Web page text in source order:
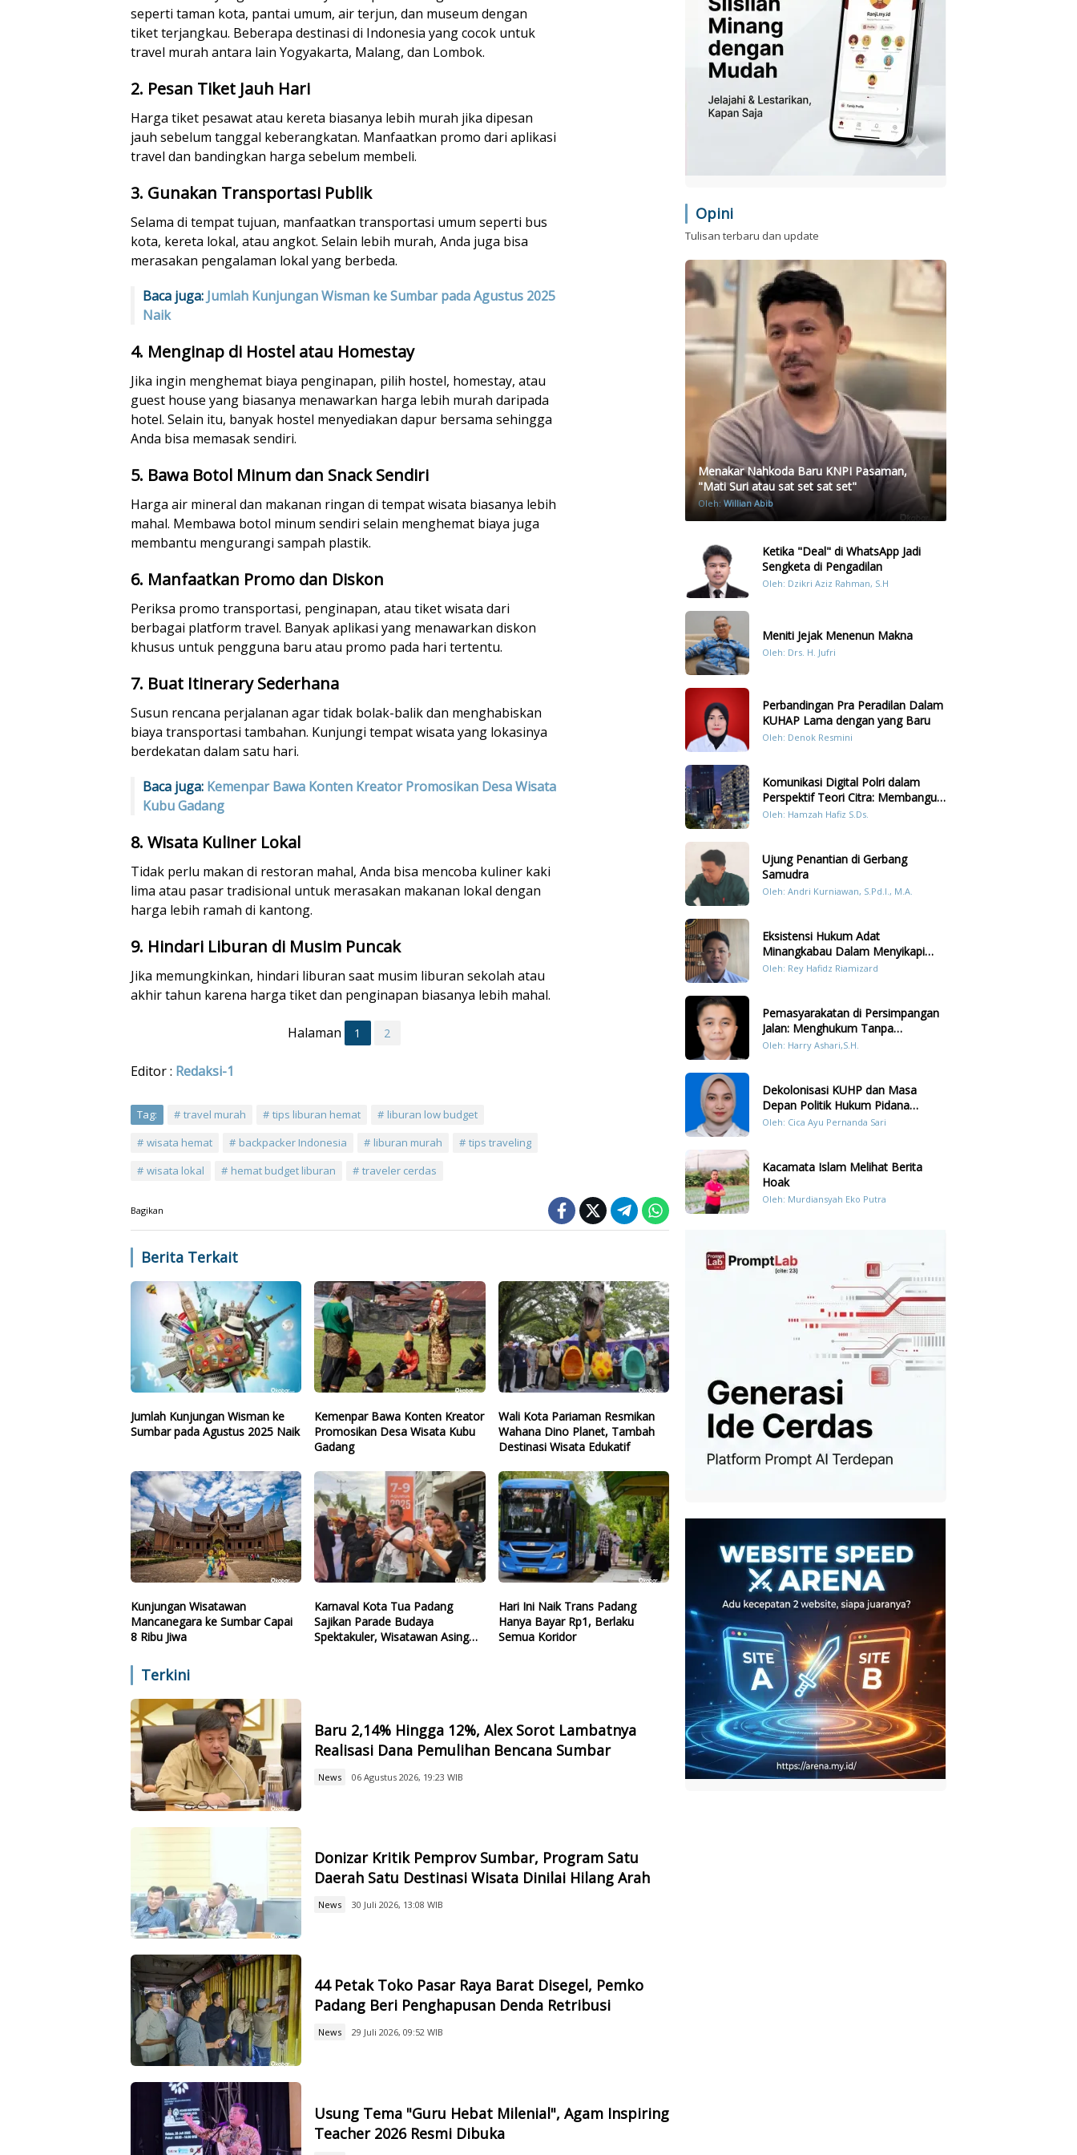
seperti taman kota, pantai umum, air terjun, dan museum dengan
tiket terjangkau. Beberapa destinasi di Indonesia yang cocok untuk
travel murah antara lain Yogyakarta, Malang, dan Lombok.
2. Pesan Tiket Jauh Hari
Harga tiket pesawat atau kereta biasanya lebih murah jika dipesan
jauh sebelum tanggal keberangkatan. Manfaatkan promo dari aplikasi
travel dan bandingkan harga sebelum membeli.
3. Gunakan Transportasi Publik
Selama di tempat tujuan, manfaatkan transportasi umum seperti bus
kota, kereta lokal, atau angkot. Selain lebih murah, Anda juga bisa
merasakan pengalaman lokal yang berbeda.
Baca juga: Jumlah Kunjungan Wisman ke Sumbar pada Agustus 2025
Naik
4. Menginap di Hostel atau Homestay
Jika ingin menghemat biaya penginapan, pilih hostel, homestay, atau
guest house yang biasanya menawarkan harga lebih murah daripada
hotel. Selain itu, banyak hostel menyediakan dapur bersama sehingga
Anda bisa memasak sendiri.
5. Bawa Botol Minum dan Snack Sendiri
Harga air mineral dan makanan ringan di tempat wisata biasanya lebih
mahal. Membawa botol minum sendiri selain menghemat biaya juga
membantu mengurangi sampah plastik.
6. Manfaatkan Promo dan Diskon
Periksa promo transportasi, penginapan, atau tiket wisata dari
berbagai platform travel. Banyak aplikasi yang menawarkan diskon
khusus untuk pengguna baru atau promo pada hari tertentu.
7. Buat Itinerary Sederhana
Susun rencana perjalanan agar tidak bolak-balik dan menghabiskan
biaya transportasi tambahan. Kunjungi tempat wisata yang lokasinya
berdekatan dalam satu hari.
Baca juga: Kemenpar Bawa Konten Kreator Promosikan Desa Wisata
Kubu Gadang
8. Wisata Kuliner Lokal
Tidak perlu makan di restoran mahal, Anda bisa mencoba kuliner kaki
lima atau pasar tradisional untuk merasakan makanan lokal dengan
harga lebih ramah di kantong.
9. Hindari Liburan di Musim Puncak
Jika memungkinkan, hindari liburan saat musim liburan sekolah atau
akhir tahun karena harga tiket dan penginapan biasanya lebih mahal.
Halaman 1 2
Editor : Redaksi-1
Tag: travel murah tips liburan hemat
liburan low budget
wisata hemat
backpacker Indonesia liburan murah
tips traveling
wisata lokal
hemat budget liburan traveler cerdas
Bagikan
Berita Terkait
Jumlah Kunjungan Wisman ke
Sumbar pada Agustus 2025 Naik
Kemenpar Bawa Konten Kreator
Promosikan Desa Wisata Kubu
Gadang
Wali Kota Pariaman Resmikan
Wahana Dino Planet, Tambah
Destinasi Wisata Edukatif
Kunjungan Wisatawan
Mancanegara ke Sumbar Capai
8 Ribu Jiwa
Karnaval Kota Tua Padang
Sajikan Parade Budaya
Spektakuler, Wisatawan Asing
Hari Ini Naik Trans Padang
Hanya Bayar Rp1, Berlaku
Semua Koridor
Terkini
Baru 2,14% Hingga 12%, Alex Sorot Lambatnya
Realisasi Dana Pemulihan Bencana Sumbar
News 06 Agustus 2026, 19:23 WIB
Donizar Kritik Pemprov Sumbar, Program Satu
Daerah Satu Destinasi Wisata Dinilai Hilang Arah
News 30 Juli 2026, 13:08 WIB
44 Petak Toko Pasar Raya Barat Disegel, Pemko
Padang Beri Penghapusan Denda Retribusi
News 29 Juli 2026, 09:52 WIB
Usung Tema "Guru Hebat Milenial", Agam Inspiring
Teacher 2026 Resmi Dibuka
Opini
Tulisan terbaru dan update
Menakar Nahkoda Baru KNPI Pasaman,
"Mati Suri atau sat set sat set"
Oleh: Willian Abib
Ketika "Deal" di WhatsApp Jadi
Sengketa di Pengadilan
Oleh: Dzikri Aziz Rahman, S.H
Meniti Jejak Menenun Makna
Oleh: Drs. H. Jufri
Perbandingan Pra Peradilan Dalam
KUHAP Lama dengan yang Baru
Oleh: Denok Resmini
Komunikasi Digital Polri dalam
Perspektif Teori Citra: Membangun
Kepercayaan Publik Melalui Konten
Oleh: Hamzah Hafiz S.Ds.
Ujung Penantian di Gerbang
Samudra
Oleh: Andri Kurniawan, S.Pd.I., M.A.
Eksistensi Hukum Adat
Minangkabau Dalam Menyikapi
Prilaku LGBT Analisis Perbandingan
Oleh: Rey Hafidz Riamizard
Pemasyarakatan di Persimpangan
Jalan: Menghukum Tanpa
Memulihkan?
Oleh: Harry Ashari,S.H.
Dekolonisasi KUHP dan Masa
Depan Politik Hukum Pidana
Indonesia
Oleh: Cica Ayu Pernanda Sari
Kacamata Islam Melihat Berita
Hoak
Oleh: Murdiansyah Eko Putra